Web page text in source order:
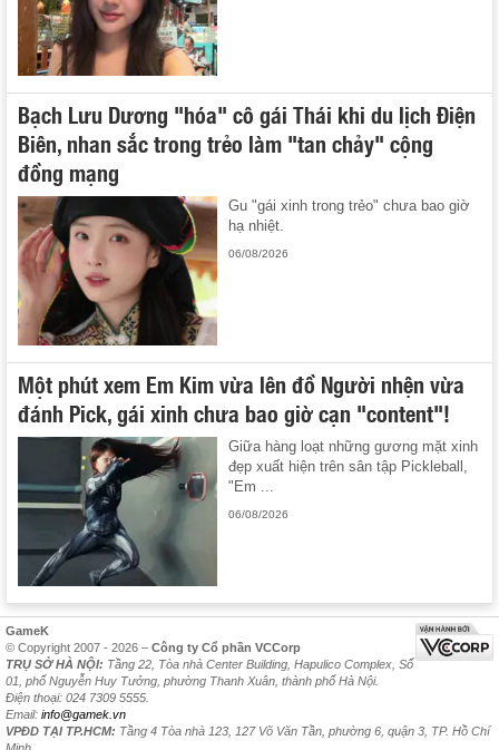
Bạch Lưu Dương "hóa" cô gái Thái khi du lịch Điện
Biên, nhan sắc trong trẻo làm "tan chảy" cộng
đồng mạng
Gu "gái xinh trong trẻo" chưa bao giờ
hạ nhiệt.
06/08/2026
Một phút xem Em Kim vừa lên đồ Người nhện vừa
đánh Pick, gái xinh chưa bao giờ cạn "content"!
Giữa hàng loạt những gương mặt xinh
đẹp xuất hiện trên sân tập Pickleball,
"Em ...
06/08/2026
GameK
© Copyright 2007 - 2026 – Công ty Cổ phần VCCorp
TRỤ SỞ HÀ NỘI: Tầng 22, Tòa nhà Center Building, Hapulico Complex, Số
01, phố Nguyễn Huy Tưởng, phường Thanh Xuân, thành phố Hà Nội.
Điện thoại: 024 7309 5555.
Email: info@gamek.vn
VPĐD TẠI TP.HCM: Tầng 4 Tòa nhà 123, 127 Võ Văn Tần, phường 6, quận 3, TP. Hồ Chí